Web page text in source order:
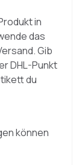
in
das
Gib
DHL-Punkt
du
können